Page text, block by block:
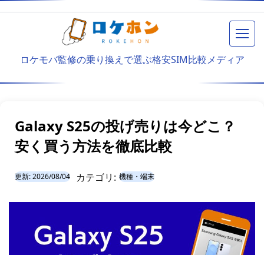
メニ
ロケモバ監修の乗り換えで選ぶ格安SIM比較メディア
Galaxy S25の投げ売りは今どこ？
安く買う方法を徹底比較
更新:2026/08/04 カテゴリ: 機種・端末